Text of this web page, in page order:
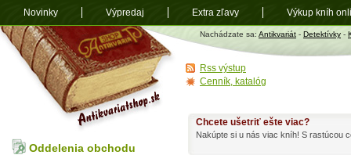
Antikvariát
shop.sk
Nachádzate sa: Antikvariát - Detektívky -
Chcete ušetriť ešte viac?
Nakúpte si u nás viac kníh! S rastúcou
Oddelenia obchodu
Rss výstup
Cenník, katalóg
Novinky Výpredaj Extra zľavy Výkup kníh